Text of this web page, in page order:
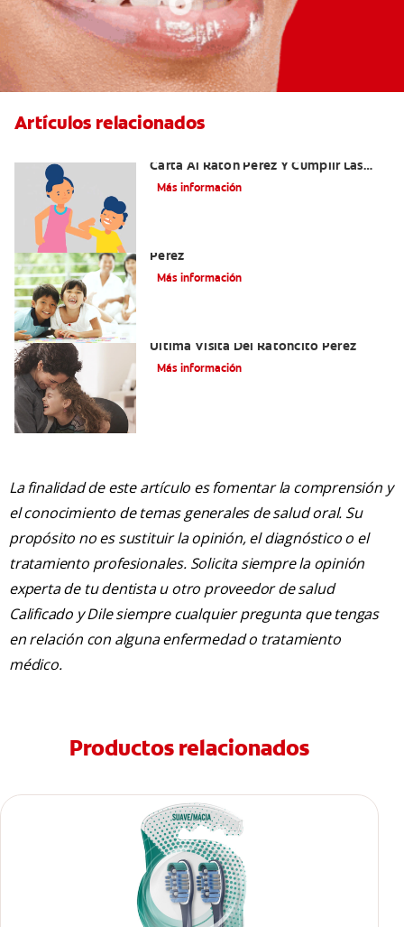
Artículos relacionados
Carta Al Ratón Pérez Y Cumplir Las
Fantasías De Su Hijo/A
Más información
Pérez
Más información
Última Visita Del Ratoncito Pérez
Más información
La finalidad de este artículo es fomentar la comprensión y
el conocimiento de temas generales de salud oral. Su
propósito no es sustituir la opinión, el diagnóstico o el
tratamiento profesionales. Solicita siempre la opinión
experta de tu dentista u otro proveedor de salud
Calificado y Dile siempre cualquier pregunta que tengas
en relación con alguna enfermedad o tratamiento
médico.
Productos relacionados